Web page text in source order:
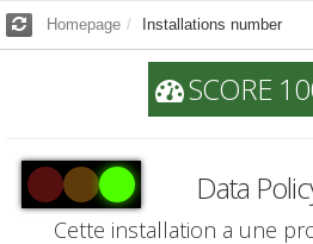
Homepage Installations number
SCORE
Data
Cette installation a une